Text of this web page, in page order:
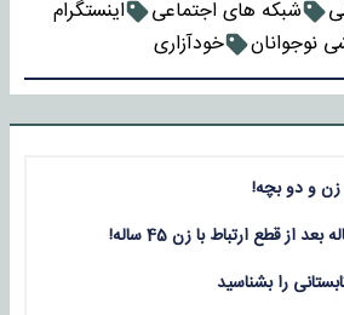
شبکه های اجتماعی
اینستگرام
نوجوانان خودآزاری
و دو بچه!
را بشناسید